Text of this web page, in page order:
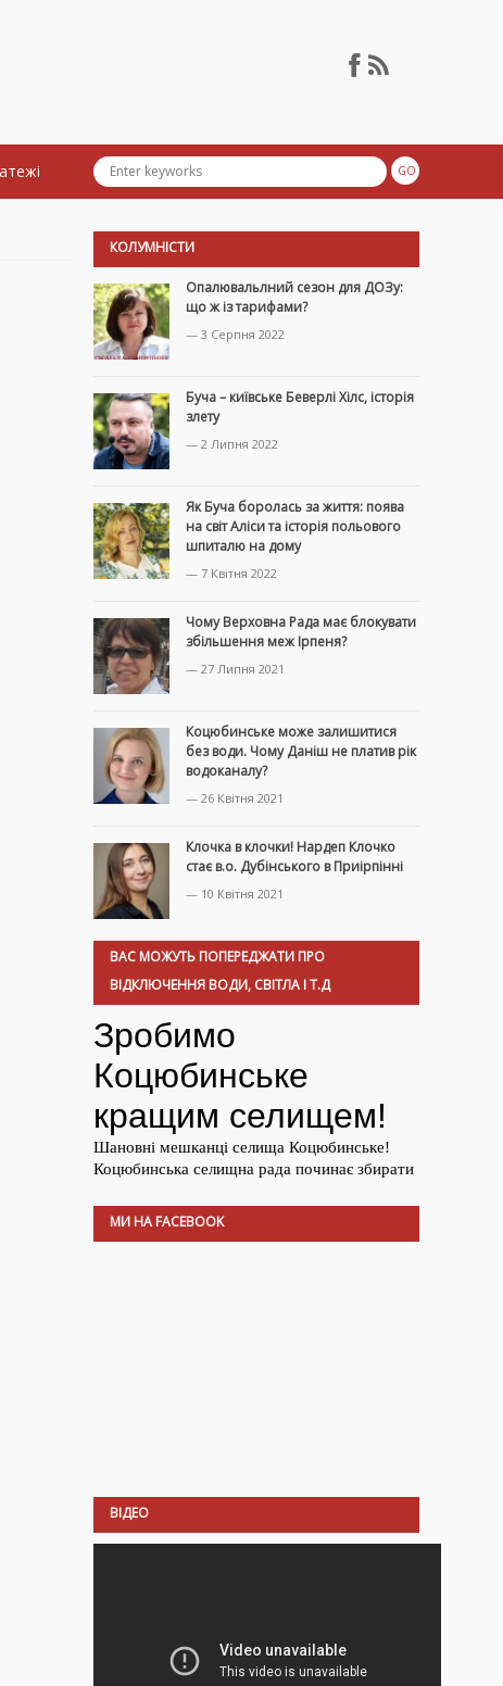
КОЛУМНІСТИ
Опалювальлний сезон для ДОЗу:
що ж із тарифами?
— 3 Серпня 2022
Буча – київське Беверлі Хілс, історія
злету
— 2 Липня 2022
Як Буча боролась за життя: поява
на світ Аліси та історія польового
шпиталю на дому
— 7 Квітня 2022
Чому Верховна Рада має блокувати
збільшення меж Ірпеня?
— 27 Липня 2021
Коцюбинське може залишитися
без води. Чому Даніш не платив рік
водоканалу?
— 26 Квітня 2021
Клочка в клочки! Нардеп Клочко
стає в.о. Дубінського в Приірпінні
— 10 Квітня 2021
ВАС МОЖУТЬ ПОПЕРЕДЖАТИ ПРО
ВІДКЛЮЧЕННЯ ВОДИ, СВІТЛА І Т.Д
МИ НА FACEBOOK
ВІДЕО